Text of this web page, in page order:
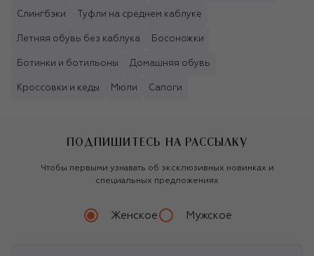
Слингбэки Туфли на среднем каблуке
Летняя обувь без каблука Босоножки
Ботинки и ботильоны Домашняя обувь
Кроссовки и кеды Мюли Сапоги
ПОДПИШИТЕСЬ НА РАССЫЛКУ
Чтобы первыми узнавать об эксклюзивных новинках и
специальных предложениях
Женское Мужское